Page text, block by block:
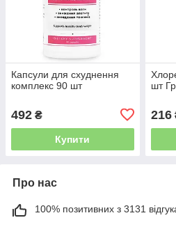
Капсули для схуднення
комплекс 90 шт
492 ₴
Купити
шт
216
Про нас
100% позитивних з 3131